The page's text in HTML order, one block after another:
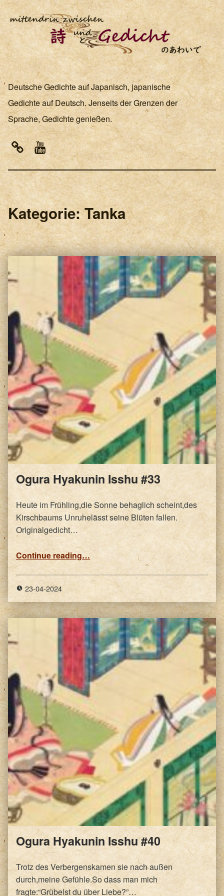
Deutsche Gedichte auf Japanisch, japanische
Gedichte auf Deutsch. Jenseits der Grenzen der
Sprache, Gedichte genießen.
noteYoutube
Kategorie:Tanka
Ogura Hyakunin Isshu #33
Heute im Frühling,die Sonne behaglich scheint,des
Kirschbaums Unruhelässt seine Blüten fallen.
Originalgedicht…
Continue reading…
23-04-2024
Ogura Hyakunin Isshu #40
Trotz des Verbergenskamen sie nach außen
durch,meine Gefühle.So dass man mich
fragte:“Grübelst du über Liebe?”…